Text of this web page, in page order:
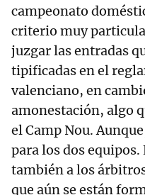
campeonato
criterio muy
juzgar las entradas
tipificadas en el
valenciano, en
amonestación, algo
el Camp Nou.
para los dos
también a los
que aún se están